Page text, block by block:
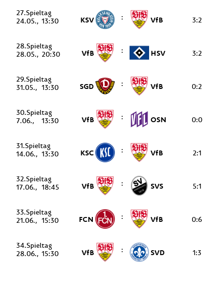
27.
24.05. 13:30 KSV : VfB 3:2
28.
28.05.
20:30 VfB : HSV 3:2
29.
31.05.
13:30 SGD : VfB 0:2
30.
7.06.
13:30 VfB : OSN 0:0
31.
14.06.
13:30 KSC : VfB 2:1
32.
17.06.
18:45 VfB : SVS 5:1
33.
21.06.
15:30 FCN : VfB 0:6
34.
28.06. 15:30 VfB : SVD 1:3